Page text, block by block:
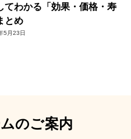
てわかる「効果・価格・寿
とめ
5月23日
のご案内